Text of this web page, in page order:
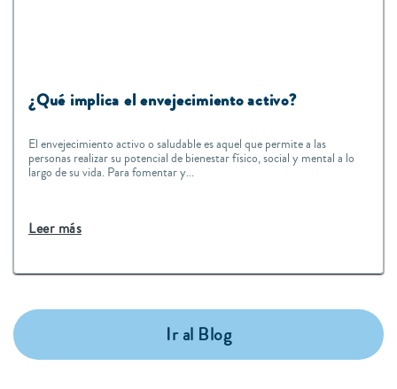
¿Qué implica el envejecimiento activo?
El envejecimiento activo o saludable es aquel que permite a las
personas realizar su potencial de bienestar físico, social y mental a lo
largo de su vida. Para fomentar y...
Leer más
Ir al Blog